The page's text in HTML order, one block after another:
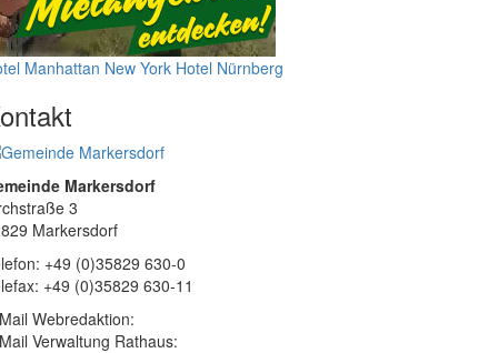
Manhattan New York Hotel Nürnberg
Markersdorf
3
Markersdorf
+49 (0)35829 630-0
+49 (0)35829 630-11
Webredaktion:
Verwaltung Rathaus: